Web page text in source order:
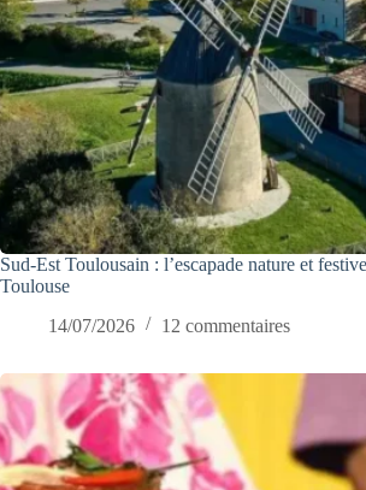
Sud-Est Toulousain : l’escapade nature et
Toulouse
14/07/2026
12 commentaires